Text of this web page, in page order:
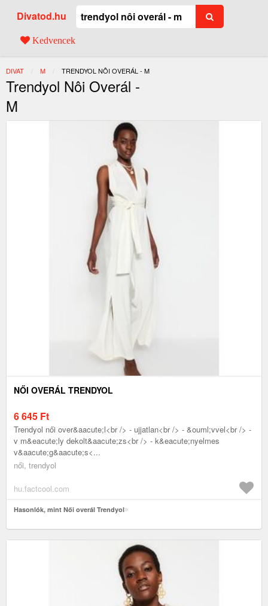
Divatod.hu
Kedvencek
DIVAT M JELENLEGI:
TRENDYOL NÔI OVERÁL - M
Trendyol Nôi Overál -
M
NŐI OVERÁL TRENDYOL
6 645 Ft
Trendyol női over&aacute;l<br /> - ujjatlan<br /> - &ouml;vvel<br /> -
v m&eacute;ly dekolt&aacute;zs<br /> - k&eacute;nyelmes
v&aacute;g&aacute;s<...
női, trendyol
hu.factcool.com
Hasonlók, mint Női overál Trendyol